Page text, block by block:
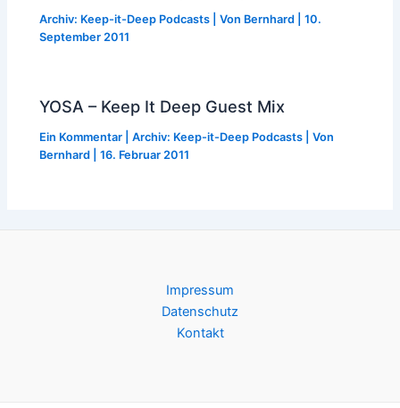
Archiv: Keep-it-Deep Podcasts | Von Bernhard |10.
September 2011
YOSA – Keep It Deep Guest Mix
Ein Kommentar |Archiv: Keep-it-Deep Podcasts | Von
Bernhard
|16. Februar 2011
Impressum
Datenschutz
Kontakt